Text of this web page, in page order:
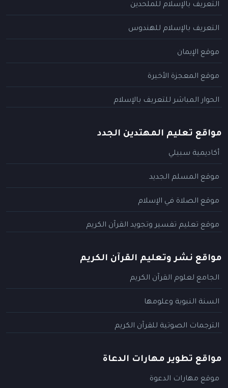
التعريف بالإسلام للملحدين
التعريف بالإسلام للهندوس
موقع الإيمان
موقع المعجزة الأخيرة
الحوار المباشر للتعريف بالإسلام
مواقع تعليم المهتدين الجدد
أكاديمية سبيلي
موقع المسلم الجديد
موقع الصلاة في الإسلام
موقع تعليم تفسير وتجويد القرآن الكريم
مواقع نشر وتعليم القرآن الكريم
الجامع لعلوم القرآن الكريم
السنة النبوية وعلومها
الترجمات الصوتية للقرآن الكريم
مواقع تطوير مهارات الدعاة
موقع مهارات الدعوة